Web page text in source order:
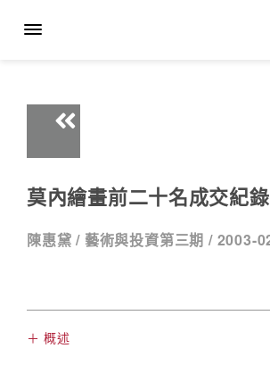
莫內繪畫前二十名成交紀錄
陳惠黛 / 藝術與投資第三期 / 2003-
＋ 概述